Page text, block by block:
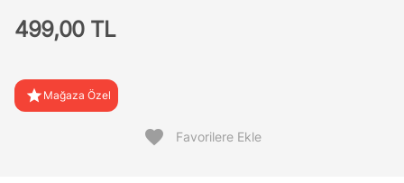
499,00 TL
star Mağaza Özel
favorite Favorilere Ekle